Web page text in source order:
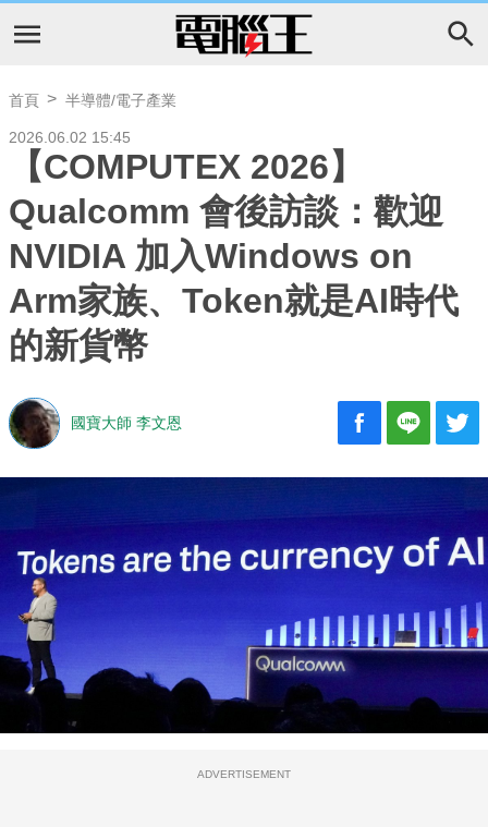
首頁 半導體/電子產業
2026.06.02 15:45
【COMPUTEX 2026】
Qualcomm 會後訪談：歡迎
NVIDIA 加入Windows on
Arm家族、Token就是AI時代
的新貨幣
國寶大師 李文恩
ADVERTISEMENT